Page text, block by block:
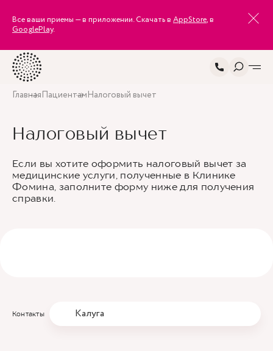
Все ваши приемы — в приложении. Скачать в AppStore, в
GooglePlay.
ГлавнаяПациентамНалоговый вычет
Налоговый вычет
Если вы хотите оформить налоговый вычет за
медицинские услуги, полученные в Клинике
Фомина, заполните форму ниже для получения
справки.
Контакты Калуга